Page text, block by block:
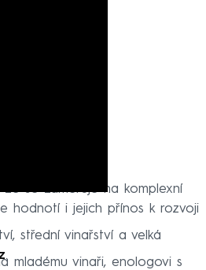
se zaměřuje na komplexní
hodnotí i jejich přínos k rozvoji
střední vinařství a velká
.
mladému vinaři, enologovi s